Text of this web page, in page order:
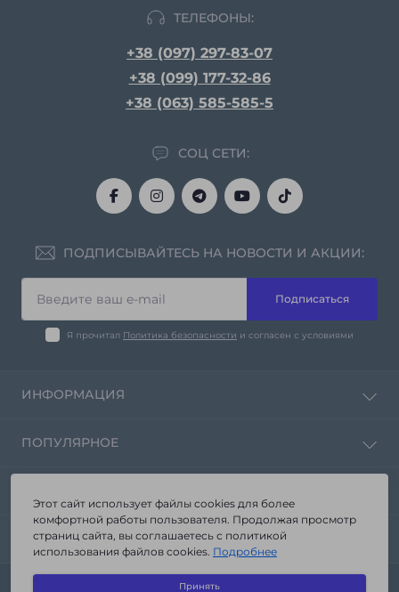
ТЕЛЕФОНЫ:
+38 (097) 297-83-07
+38 (099) 177-32-86
+38 (063) 585-585-5
СОЦ СЕТИ:
ПОДПИСЫВАЙТЕСЬ НА НОВОСТИ И АКЦИИ:
Подписаться
Я прочитал Политика безопасности и согласен с условиями
ИНФОРМАЦИЯ
Контакты
Возврат товара
Производители
Акции
ПОПУЛЯРНОЕ
Зеркала от производителя «Seria-A»
Корпусная мебель
Мебель в ванную комнату
Мебель из стекла
Навесные полки
г. Запорожье ул. Стартовая 3а
info@seria-a.com.ua
МЕССЕНДЖЕРЫ
Telegram
Этот сайт использует файлы cookies для более
комфортной работы пользователя. Продолжая просмотр
страниц сайта, вы соглашаетесь с политикой
использования файлов cookies. Подробнее
Принять